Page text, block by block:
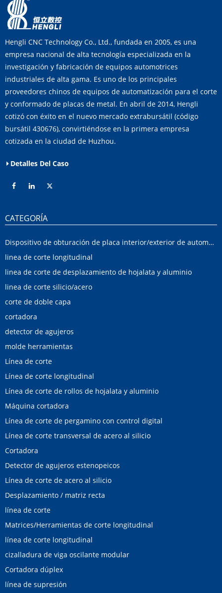
Hengli CNC Technology Co., Ltd., fundada en 2005, es una
empresa nacional de alta tecnología especializada en la
investigación y fabricación de equipos automotrices
industriales de alta gama. Es uno de los principales
proveedores chinos de equipos de automatización para el corte
y conformado de placas de metal. En abril de 2014, Hengli
cotizó con éxito en el nuevo mercado extrabursátil (código
bursátil 430676), convirtiéndose en la primera empresa
cotizada en la ciudad de Huzhou.
Detalles Del Caso
CATEGORÍA
Dispositivo de obturación de placa interior/exterior de automóvil
linea de corte longitudinal
linea de corte de desplazamiento de hojalata y aluminio
linea de corte silicio/acero
corte de doble capa
cortadora
detector de agujeros
molde herramientas
Línea de corte
Línea de corte longitudinal
Línea de corte de rollos de hojalata y aluminio
Máquina cortadora
Línea de corte de pergamino con control digital
Línea de corte transversal de acero al silicio
Cortadora
Detector de agujeros estenopeicos
Línea de corte de acero al silicio
Desplazamiento / matriz recta
línea de corte
Matrices/Herramientas de corte longitudinal
línea de corte longitudinal
cizalladura de viga oscilante modular
Cortadora dúplex
línea de supresión